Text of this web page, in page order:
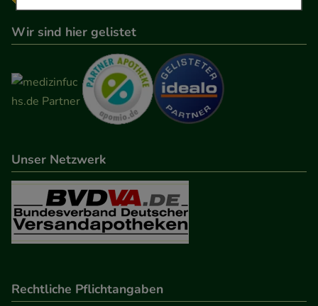
Einkaufserlebnis noch ansprechender zu gestalten,
beispielsweise für die Wiedererkennung des
Besuchers oder unsere Seite an bevorzugte
Verhaltensweisen (z.B. Spracheinstellung)
anzupassen. Komfort-Cookies ermöglichen es uns
auch auf Ihre Bedürfnisse zugeschrittene Inhalte
anzuzeigen und unser Partnerprogramm zu
Statistik & Tracking:Hierüber lassen sich
Informationen über die Art und Weise der Nutzung
unserer Website sammeln, mit deren Hilfe wir
unsere Website weiter für Sie optimieren können,
zu gestalten. Bitte beachten Sie, dass Daten hierfür
Wir sind hier gelistet
Unser Netzwerk
Rechtliche Pflichtangaben